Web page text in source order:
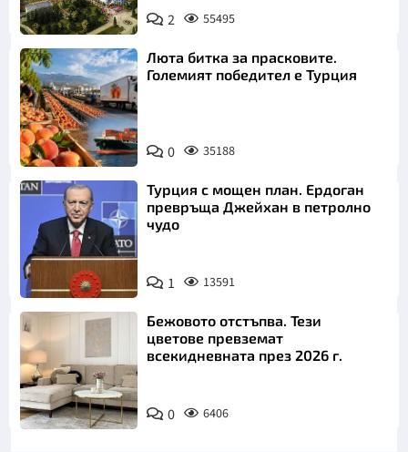
2 55495
Люта битка за прасковите.
Големият победител е Турция
0 35188
Турция с мощен план. Ердоган
превръща Джейхан в петролно
чудо
1 13591
Бежовото отстъпва. Тези
цветове превземат
всекидневната през 2026 г.
0 6406